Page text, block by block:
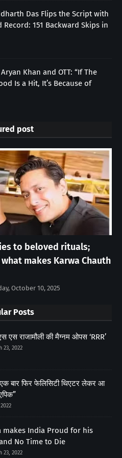
Das Flips the Script with
Record: 151 Backward Skips in
Khan and OTT: “If The
Is a Hit, It’s Because of
post
to beloved rituals;
makes Karwa Chauth
October 10, 2025
Posts
एस राजामौली की मैग्नम ओपस ‘RRR’
23, 2022
बार फिर फेलिसिटी थिएटर लेकर आ
makes India Proud for his
No Time to Die
23, 2022